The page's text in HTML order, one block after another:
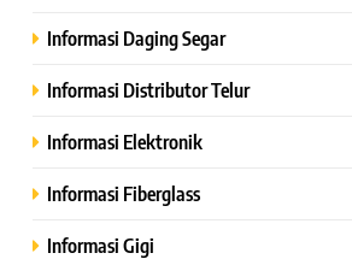
Informasi Daging Segar
Informasi Distributor Telur
Informasi Elektronik
Informasi Fiberglass
Informasi Gigi